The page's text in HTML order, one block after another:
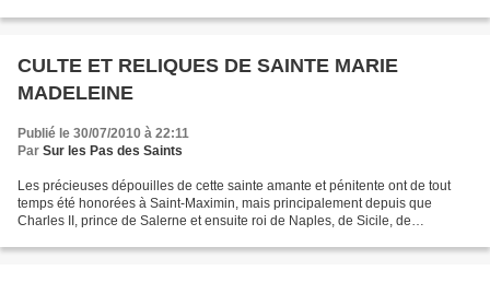
CULTE ET RELIQUES DE SAINTE MARIE
MADELEINE
Publié le 30/07/2010 à 22:11
Par Sur les Pas des Saints
Les précieuses dépouilles de cette sainte amante et pénitente ont de tout
temps été honorées à Saint-Maximin, mais principalement depuis que
Charles II, prince de Salerne et ensuite roi de Naples, de Sicile, de